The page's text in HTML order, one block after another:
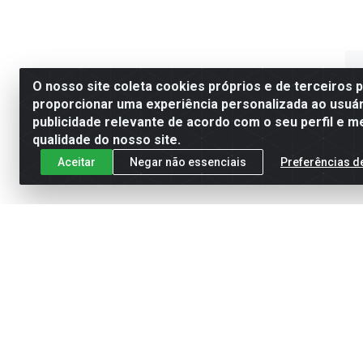
O nosso site coleta cookies próprios e de terceiros
proporcionar uma experiência personalizada ao
publicidade relevante de acordo com o seu perfil e
qualidade do nosso site.
Aceitar Negar não essenciais Preferências